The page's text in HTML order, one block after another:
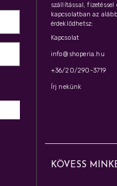
szállítással,
kapcsolatban az
érdeklődhetsz:
Kapcsolat
info@shoperia.hu
+36/20/290-3719
Írj nekünk
KÖVESS